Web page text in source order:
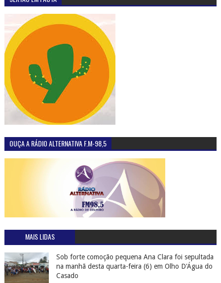
OUÇA A RÁDIO ALTERNATIVA F.M-98,5
MAIS LIDAS
Sob forte comoção pequena Ana Clara foi sepultada
na manhã desta quarta-feira (6) em Olho D'Água do
Casado